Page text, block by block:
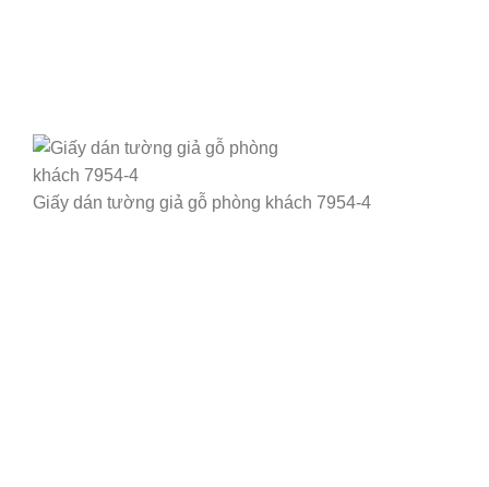
Giấy dán tường giả gỗ phòng khách 7954-4